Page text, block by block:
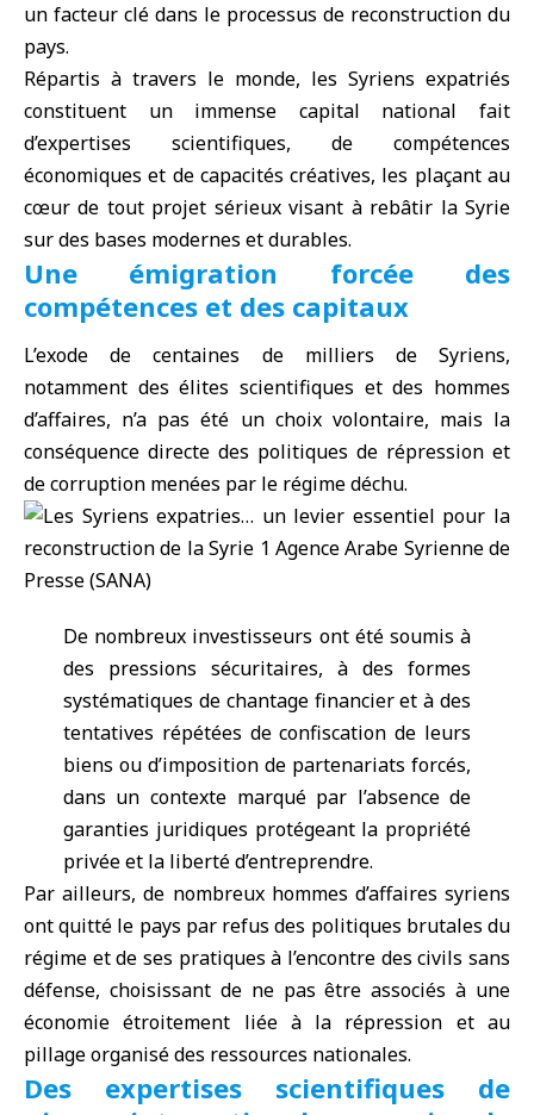
un facteur clé dans le processus de reconstruction du
pays.
Répartis à travers le monde, les Syriens expatriés
constituent un immense capital national fait
d’expertises scientifiques, de compétences
économiques et de capacités créatives, les plaçant au
cœur de tout projet sérieux visant à rebâtir la Syrie
sur des bases modernes et durables.
Une émigration forcée des
compétences et des capitaux
L’exode de centaines de milliers de Syriens,
notamment des élites scientifiques et des hommes
d’affaires, n’a pas été un choix volontaire, mais la
conséquence directe des politiques de répression et
de corruption menées par le régime déchu.
De nombreux investisseurs ont été soumis à
des pressions sécuritaires, à des formes
systématiques de chantage financier et à des
tentatives répétées de confiscation de leurs
biens ou d’imposition de partenariats forcés,
dans un contexte marqué par l’absence de
garanties juridiques protégeant la propriété
privée et la liberté d’entreprendre.
Par ailleurs, de nombreux hommes d’affaires syriens
ont quitté le pays par refus des politiques brutales du
régime et de ses pratiques à l’encontre des civils sans
défense, choisissant de ne pas être associés à une
économie étroitement liée à la répression et au
pillage organisé des ressources nationales.
Des expertises scientifiques de